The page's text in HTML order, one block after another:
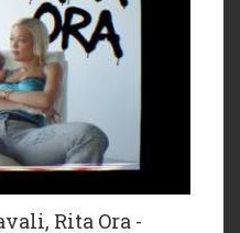
Rita Ora -